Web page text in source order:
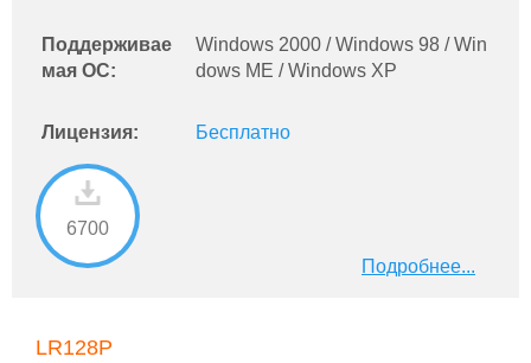
Поддерживае
мая ОС:
Windows 2000 / Windows 98 / Win
dows ME / Windows XP
Лицензия: Бесплатно
6700
Подробнее...
LR128P